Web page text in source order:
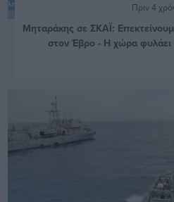
Πριν 4
Μηταράκης σε ΣΚΑΪ:
στον Έβρο - Η χώρα φυλάει